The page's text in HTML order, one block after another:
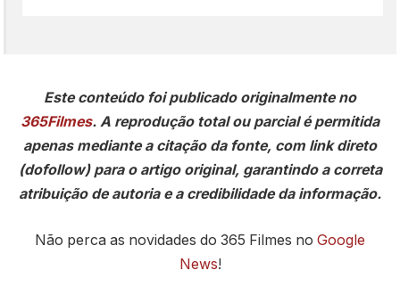
Este conteúdo foi publicado originalmente no
365Filmes. A reprodução total ou parcial é permitida
apenas mediante a citação da fonte, com link direto
(dofollow) para o artigo original, garantindo a correta
atribuição de autoria e a credibilidade da informação.
Não perca as novidades do 365 Filmes no Google
News!